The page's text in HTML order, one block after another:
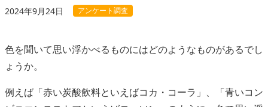
2024年9月24日 アンケート調査
色を聞いて思い浮かべるものにはどのようなものがあるでし
ょうか。
例えば「赤い炭酸飲料といえばコカ・コーラ」、「青いコン